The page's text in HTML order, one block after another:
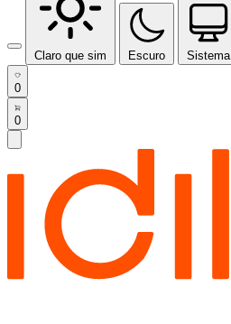
Claro que sim Escuro Sistema
0
0